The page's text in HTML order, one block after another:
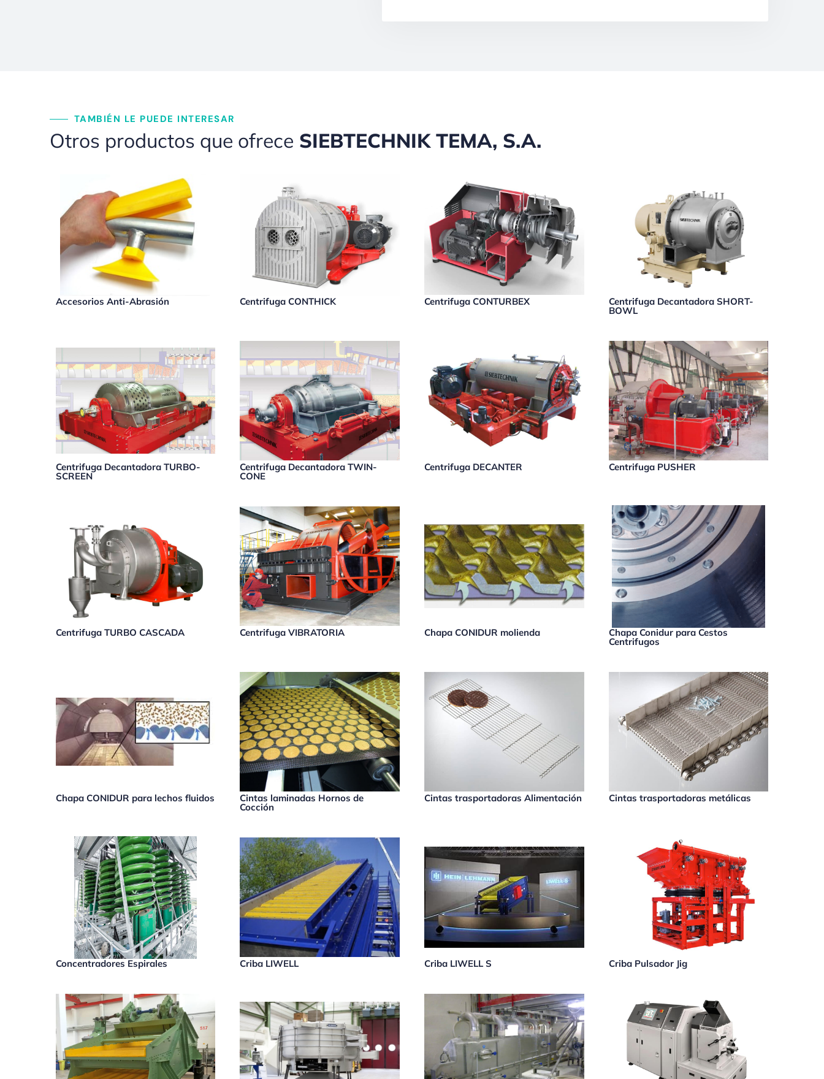
TAMBIÉN LE PUEDE INTERESAR
Otros productos que ofrece SIEBTECHNIK TEMA, S.A.
Accesorios Anti-Abrasión Centrifuga CONTHICK Centrifuga CONTURBEX Centrifuga Decantadora SHORT-
BOWL
Centrifuga Decantadora TURBO-
SCREEN
Centrifuga Decantadora TWIN-
CONE
Centrifuga DECANTER Centrifuga PUSHER
Centrifuga TURBO CASCADA Centrifuga VIBRATORIA Chapa CONIDUR molienda Chapa Conidur para Cestos
Centrifugos
Chapa CONIDUR para lechos fluidos Cintas laminadas Hornos de
Cocción
Cintas trasportadoras Alimentación Cintas trasportadoras metálicas
Concentradores Espirales Criba LIWELL Criba LIWELL S Criba Pulsador Jig